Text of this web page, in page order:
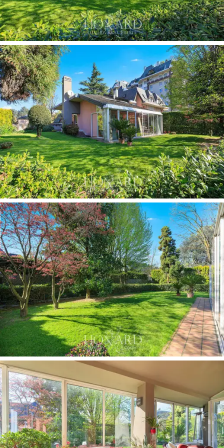
complètent ce niveau, avec un accès direct à l'extérieur
qui rend la vie en plein air tout à fait naturelle pendant
la belle saison.
Au premier étage se trouve lazone nuit, avectrois
chambresde bonne taille, deux salles de bains et une
terrasse privéedonnant sur le jardin et le cadre
verdoyant du quartier. La disposition des chambres
permet de configurer facilement soit une suite
parentale avec salle de bains dédiée, soit deux
chambres secondaires desservies par l'autre salle de
bains, avec un degré d'indépendance fonctionnelle
appréciable même en cas de séjour prolongé d'invités
ou de membres de la famille.
Le sous-sol abrite unegrande pièce à vivre avec
sanitaires, un espace polyvalent et lumineux pouvant
servir de salle de jeux, de home cinéma, de salle de
sport privée, de bureau ou d’espace de vie
supplémentaire pour les invités. Les pièces de
rangement adjacentes garantissent une grande
disponibilité d'espace de stockage, élément toujours
précieux dans une résidence de ce type, tandis que la
cave complète les équipements annexes de la villa. Les
deux garages, dont un double, permettent de garer
jusqu'àtrois véhicules, un atout de grande valeur en
milieu urbain.